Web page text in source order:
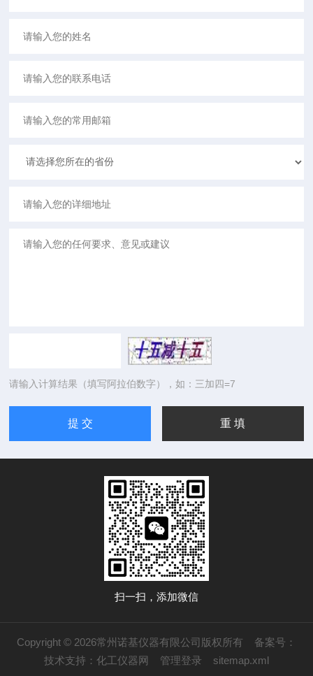
请输入计算结果（填写阿拉伯数字），如：三加四=7
扫一扫，添加微信
Copyright © 2026常州诺基仪器有限公司版权所有 备案号：
技术支持： 化工仪器网 管理登录 sitemap.xml